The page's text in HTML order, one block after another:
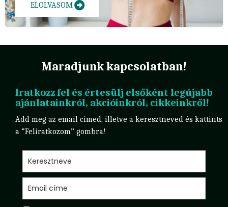
ELOLVASOM
Maradjunk kapcsolatban!
Iratkozz fel és értesülj elsőként legújabb
ajánlatainkról, akcióinkról, cikkeinkről!
Add meg az email címed, illetve a keresztneved és kattints
a “Feliratkozom” gombra!